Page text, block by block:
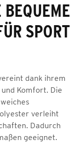
SPORT
dank ihrem
Komfort. Die
verleiht
Dadurch
geeignet.